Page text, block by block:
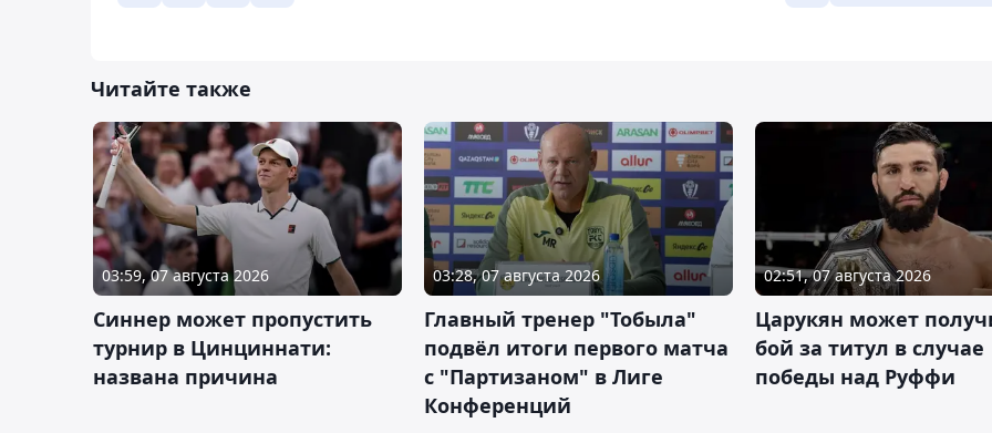
Читайте также
03:59, 07 августа 2026
Синнер может пропустить
турнир в Цинциннати:
названа причина
03:28, 07 августа 2026
Главный тренер "Тобыла"
подвёл итоги первого матча
с "Партизаном" в Лиге
Конференций
02:51, 07 августа 2026
Царукян может
бой за титул в случае
победы над Руффи